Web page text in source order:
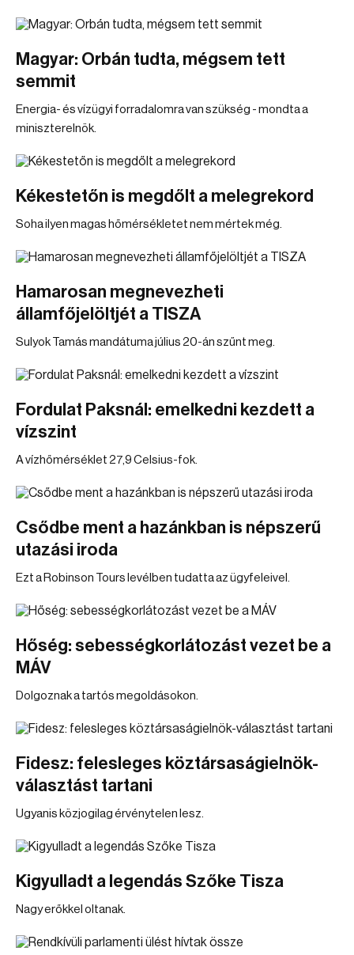
Magyar: Orbán tudta, mégsem tett
semmit
Energia- és vízügyi forradalomra van szükség - mondta a
miniszterelnök.
Kékestetőn is megdőlt a melegrekord
Soha ilyen magas hőmérsékletet nem mértek még.
Hamarosan megnevezheti
államfőjelöltjét a TISZA
Sulyok Tamás mandátuma július 20-án szűnt meg.
Fordulat Paksnál: emelkedni kezdett a
vízszint
A vízhőmérséklet 27,9 Celsius-fok.
Csődbe ment a hazánkban is népszerű
utazási iroda
Ezt a Robinson Tours levélben tudatta az ügyfeleivel.
Hőség: sebességkorlátozást vezet be a
MÁV
Dolgoznak a tartós megoldásokon.
Fidesz: felesleges köztársaságielnök-
választást tartani
Ugyanis közjogilag érvénytelen lesz.
Kigyulladt a legendás Szőke Tisza
Nagy erőkkel oltanak.